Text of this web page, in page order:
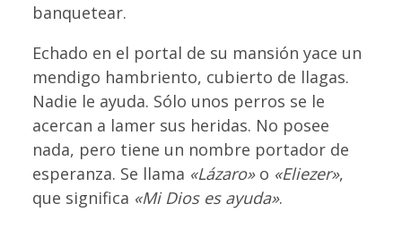
banquetear.
Echado en el portal de su mansión yace un
mendigo hambriento, cubierto de llagas.
Nadie le ayuda. Sólo unos perros se le
acercan a lamer sus heridas. No posee
nada, pero tiene un nombre portador de
esperanza. Se llama «Lázaro»o «Eliezer»,
que significa «Mi Dios es ayuda».